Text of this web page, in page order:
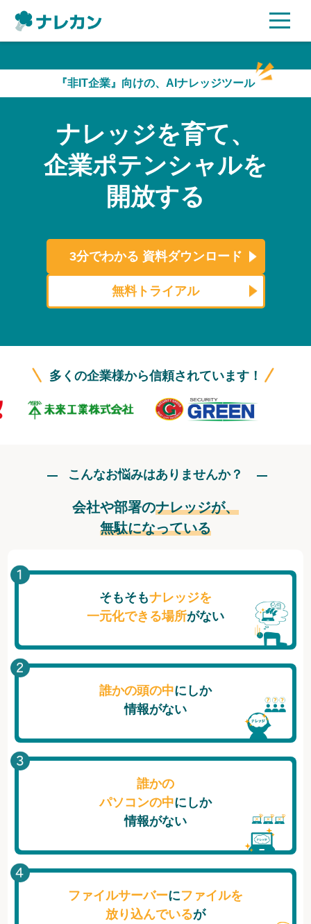
AI機能
ご利用企業様の声
セキュリティ
よくある質問
資料ダウンロード
ログイン
『非IT企業』向けの、AIナレッジツール
ナレッジを育て、
企業ポテンシャルを
開放する
3分でわかる 資料ダウンロード
無料トライアル
多くの企業様から信頼されています！
こんなお悩みはありませんか？
会社や部署のナレッジが、
無駄になっている
そもそもナレッジを
一元化できる場所がない
誰かの頭の中にしか
情報がない
誰かの
パソコンの中にしか
情報がない
ファイルサーバーにファイルを
放り込んでいるが